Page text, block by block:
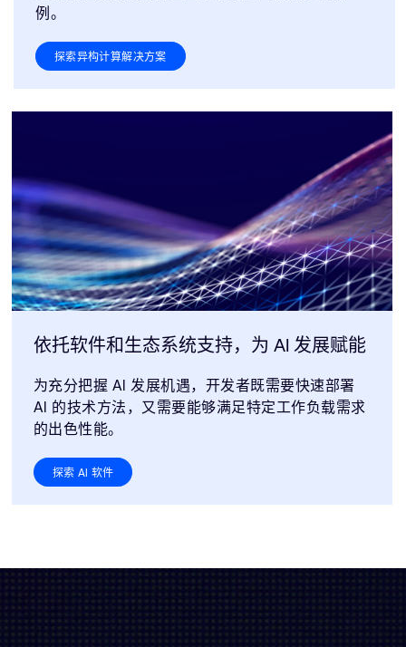
例。
探索异构计算解决方案
依托软件和生态系统支持，为 AI 发展赋能
为充分把握 AI 发展机遇，开发者既需要快速部署
AI 的技术方法，又需要能够满足特定工作负载需求
的出色性能。
探索 AI 软件